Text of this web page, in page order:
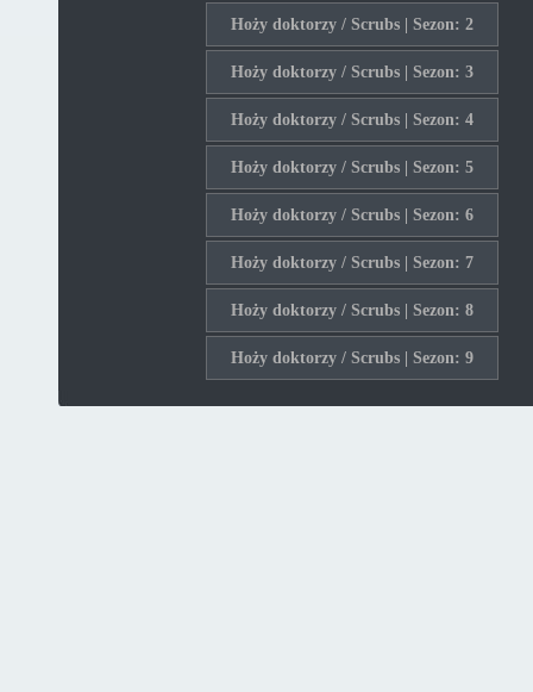
Hoży doktorzy / Scrubs | Sezon: 2
Hoży doktorzy / Scrubs | Sezon: 3
Hoży doktorzy / Scrubs | Sezon: 4
Hoży doktorzy / Scrubs | Sezon: 5
Hoży doktorzy / Scrubs | Sezon: 6
Hoży doktorzy / Scrubs | Sezon: 7
Hoży doktorzy / Scrubs | Sezon: 8
Hoży doktorzy / Scrubs | Sezon: 9